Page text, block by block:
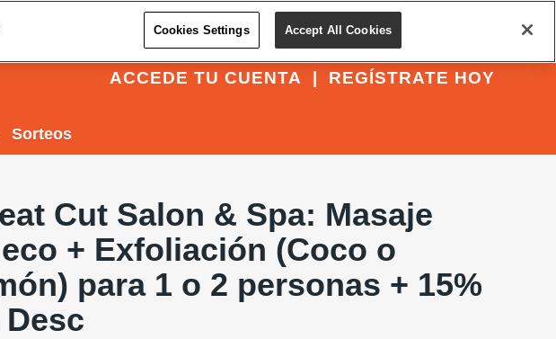
REGÍSTRATE HOY
ACCEDE TU CUENTA
Sorteos
Cut Salon & Spa: Masaje
+ Exfoliación (Coco o
para 1 o 2 personas + 15%
Desc
Cookies Settings Accept All Cookies